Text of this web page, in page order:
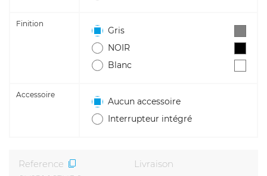
Finition
Gris
NOIR
Blanc
Accessoire
Aucun accessoire
Interrupteur intégré
Reference
Livraison